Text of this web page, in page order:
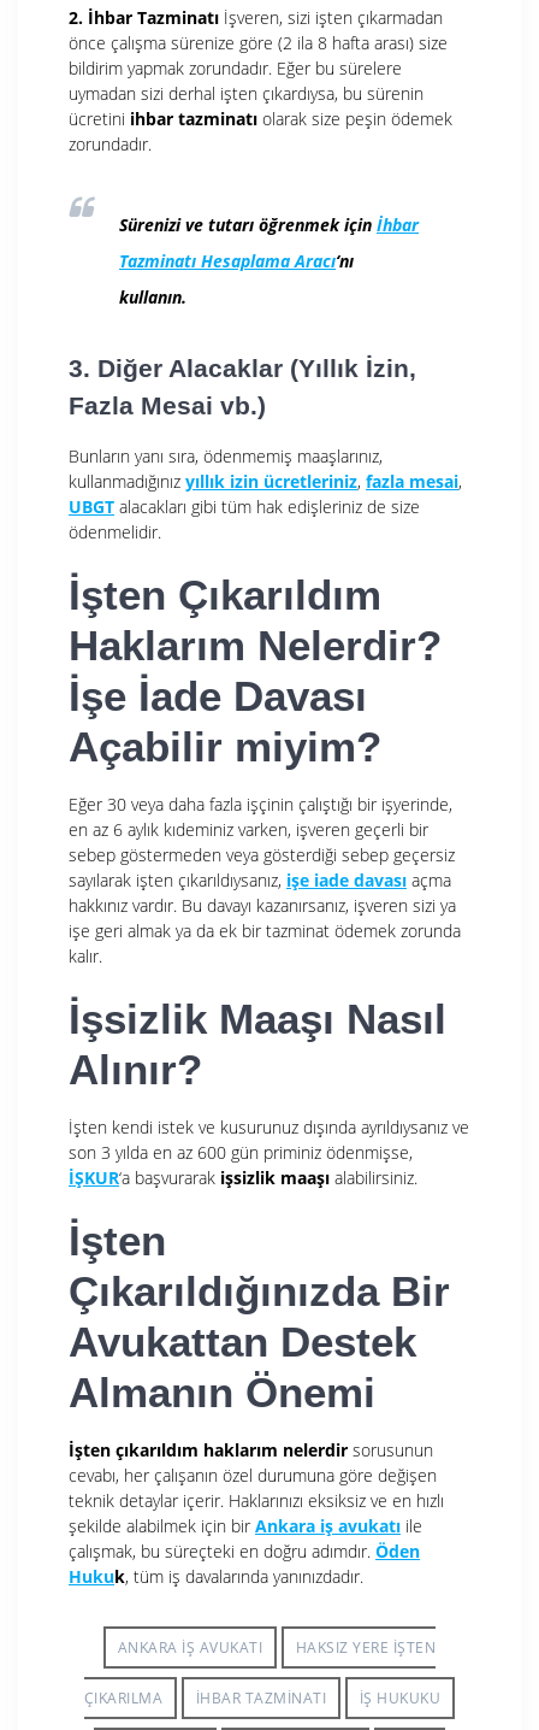
2. İhbar Tazminatı İşveren, sizi işten çıkarmadan
önce çalışma sürenize göre (2 ila 8 hafta arası) size
bildirim yapmak zorundadır. Eğer bu sürelere
uymadan sizi derhal işten çıkardıysa, bu sürenin
ücretini ihbar tazminatı olarak size peşin ödemek
zorundadır.
Sürenizi ve tutarı öğrenmek için İhbar
Tazminatı Hesaplama Aracı‘nı
kullanın.
3. Diğer Alacaklar (Yıllık İzin,
Fazla Mesai vb.)
Bunların yanı sıra, ödenmemiş maaşlarınız,
kullanmadığınız yıllık izin ücretleriniz, fazla mesai,
UBGT alacakları gibi tüm hak edişleriniz de size
ödenmelidir.
İşten Çıkarıldım
Haklarım Nelerdir?
İşe İade Davası
Açabilir miyim?
Eğer 30 veya daha fazla işçinin çalıştığı bir işyerinde,
en az 6 aylık kıdeminiz varken, işveren geçerli bir
sebep göstermeden veya gösterdiği sebep geçersiz
sayılarak işten çıkarıldıysanız, işe iade davası açma
hakkınız vardır. Bu davayı kazanırsanız, işveren sizi ya
işe geri almak ya da ek bir tazminat ödemek zorunda
kalır.
İşsizlik Maaşı Nasıl
Alınır?
İşten kendi istek ve kusurunuz dışında ayrıldıysanız ve
son 3 yılda en az 600 gün priminiz ödenmişse,
İŞKUR‘a başvurarak işsizlik maaşı alabilirsiniz.
İşten
Çıkarıldığınızda Bir
Avukattan Destek
Almanın Önemi
İşten çıkarıldım haklarım nelerdir sorusunun
cevabı, her çalışanın özel durumuna göre değişen
teknik detaylar içerir. Haklarınızı eksiksiz ve en hızlı
şekilde alabilmek için bir Ankara iş avukatı ile
çalışmak, bu süreçteki en doğru adımdır. Öden
Hukuk, tüm iş davalarında yanınızdadır.
ANKARA IŞ AVUKATI HAKSIZ YERE İŞTEN
ÇIKARILMA İHBAR TAZMINATI IŞ HUKUKU